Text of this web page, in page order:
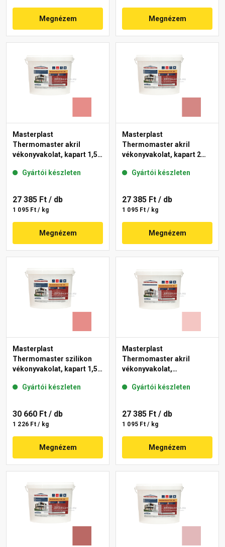
Megnézem Megnézem
Masterplast
Thermomaster akril
vékonyvakolat, kapart 1,5
Gyártói készleten
27 385 Ft / db
1 095 Ft / kg
Megnézem
Masterplast
Thermomaster akril
vékonyvakolat, kapart 2
Gyártói készleten
27 385 Ft / db
1 095 Ft / kg
Megnézem
Masterplast
Thermomaster szilikon
vékonyvakolat, kapart 1,5
Gyártói készleten
30 660 Ft / db
1 226 Ft / kg
Megnézem
Masterplast
Thermomaster akril
vékonyvakolat,
21-F 25 kg
Gyártói készleten
27 385 Ft / db
1 095 Ft / kg
Megnézem